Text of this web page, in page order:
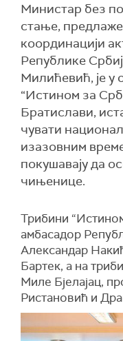
Министар без
стање, предлаже
координацији
Републике
Милићевић, је у
“Истином за
Братислави,
чувати
изазовним
покушавају да
чињенице.
Трибини
амбасадор
Александар
Бартек, а на
Миле Бјелајац,
Ристановић и